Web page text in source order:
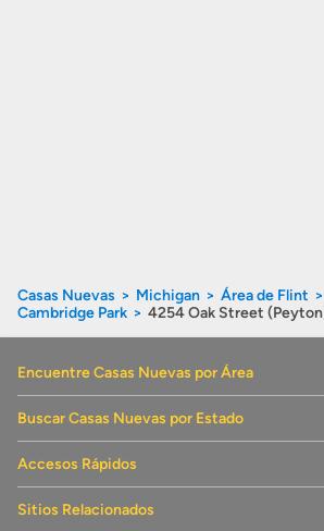
Casas Nuevas Michigan Área de Flint
Cambridge Park
4254 Oak Street
Encuentre Casas Nuevas por Área
Buscar Casas Nuevas por Estado
Accesos Rápidos
Sitios Relacionados